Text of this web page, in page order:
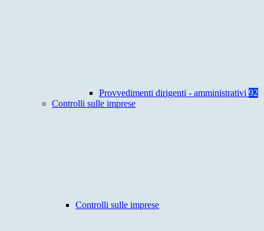
Provvedimenti dirigenti - amministrativi 92
Controlli sulle imprese
Controlli sulle imprese